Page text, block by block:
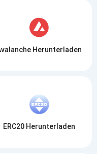
Herunterladen
ERC20 Herunterladen